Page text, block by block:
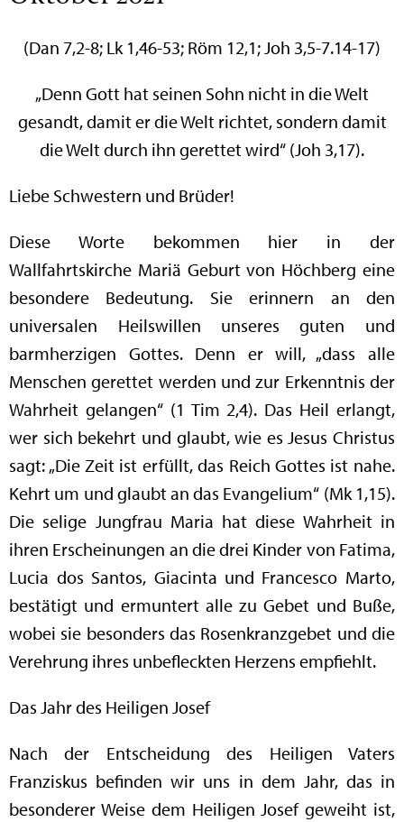
(Dan 7,2-8; Lk 1,46-53; Röm 12,1; Joh 3,5-7.14-17)
„Denn Gott hat seinen Sohn nicht in die Welt
gesandt, damit er die Welt richtet, sondern damit
die Welt durch ihn gerettet wird“ (Joh 3,17).
Liebe Schwestern und Brüder!
Diese Worte bekommen hier in der
Wallfahrtskirche Mariä Geburt von Höchberg eine
besondere Bedeutung. Sie erinnern an den
universalen Heilswillen unseres guten und
barmherzigen Gottes. Denn er will, „dass alle
Menschen gerettet werden und zur Erkenntnis der
Wahrheit gelangen“ (1 Tim 2,4). Das Heil erlangt,
wer sich bekehrt und glaubt, wie es Jesus Christus
sagt: „Die Zeit ist erfüllt, das Reich Gottes ist nahe.
Kehrt um und glaubt an das Evangelium“ (Mk 1,15).
Die selige Jungfrau Maria hat diese Wahrheit in
ihren Erscheinungen an die drei Kinder von Fatima,
Lucia dos Santos, Giacinta und Francesco Marto,
bestätigt und ermuntert alle zu Gebet und Buße,
wobei sie besonders das Rosenkranzgebet und die
Verehrung ihres unbefleckten Herzens empfiehlt.
Das Jahr des Heiligen Josef
Nach der Entscheidung des Heiligen Vaters
Franziskus befinden wir uns in dem Jahr, das in
besonderer Weise dem Heiligen Josef geweiht ist,